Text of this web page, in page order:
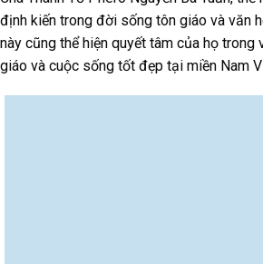
định kiến trong đời sống tôn giáo và văn
này cũng thể hiện quyết tâm của họ
giáo và cuộc sống tốt đẹp tại miền Nam